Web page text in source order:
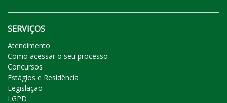
SERVIÇOS
Atendimento
Como acessar o seu processo
Concursos
Estágios e Residência
Legislação
LGPD